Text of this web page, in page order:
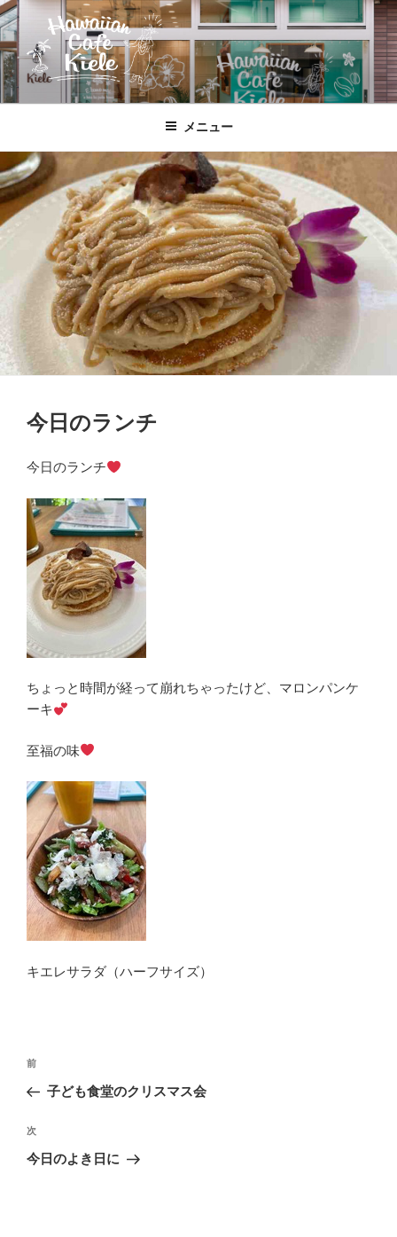
コ
ン
テ
ン
ツ
ッ
プ
HAWAIIAN CAFE KIELE
北本駅東口、徒歩２分のハワイ!!
メニュー
今日のランチ
今日のランチ
ちょっと時間が経って崩れちゃったけど、マロンパンケ
ーキ
至福の味
キエレサラダ（ハーフサイズ）
投
ナ
ビ
ゲ
前
の
稿
前
子ども食堂のクリスマス会
次
の
次
今日のよき日に